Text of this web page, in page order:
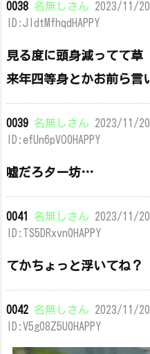
0038 名無しさん 2023/11/
ID:JIdtMfhqdHAPPY
見る度に頭身減ってて草
来年四等身とかお前ら言
0039 名無しさん 2023/11/
ID:efUn6pVO0HAPPY
嘘だろター坊…
0041 名無しさん 2023/11/
ID:TS5DRxvn0HAPPY
てかちょっと浮いてね？
0042 名無しさん 2023/11/
ID:V5g08Z5U0HAPPY